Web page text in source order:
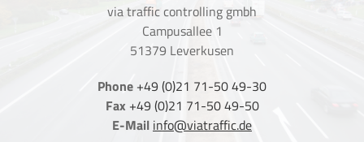
via traffic controlling gmbh
Campusallee 1
51379 Leverkusen
Phone +49 (0)21 71-50 49-30
Fax +49 (0)21 71-50 49-50
E-Mail info@viatraffic.de